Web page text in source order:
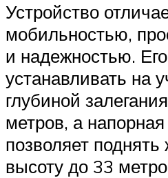
Устройство
мобильностью,
и надежностью.
устанавливать на
глубиной
метров, а
позволяет поднять
высоту до 33